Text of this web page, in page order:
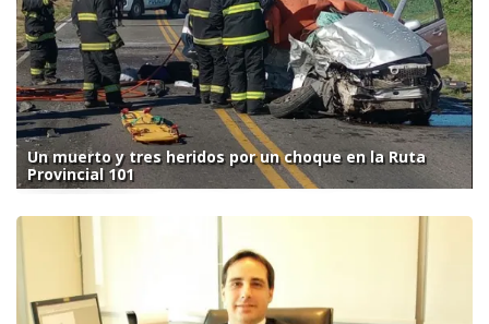
Un muerto y tres heridos por un choque en la Ruta
Provincial 101